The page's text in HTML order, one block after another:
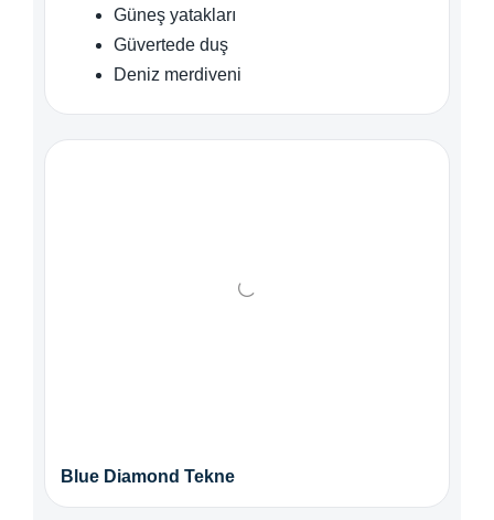
Güneş yatakları
Güvertede duş
Deniz merdiveni
Blue Diamond Tekne